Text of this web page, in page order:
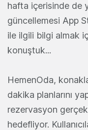
hafta içerisinde de
güncellemesi App
ile ilgili bilgi almak
konuştuk...
HemenOda,
dakika planlarını
rezervasyon
hedefliyor.